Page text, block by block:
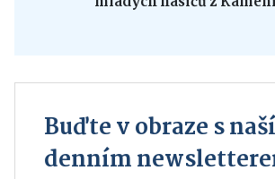
Buďte v obraze s
denním